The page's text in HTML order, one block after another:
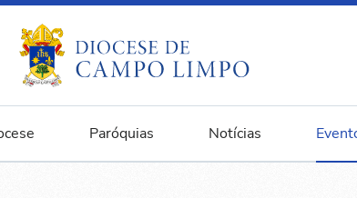
Paróquias Notícias